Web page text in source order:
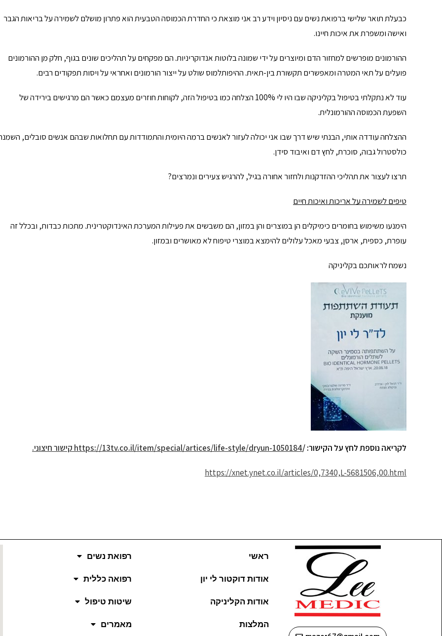
כבעלת תואר שלישי ברפואת נשים עם ניסיון וידע רב אני מוצאת כי החדרת הכמוסה הטבעית הוא פתרון מושלם לשמירה על בריאות הגבר
ואישה ומשפרת את איכות חיינו.
ההורמונים מופרשים למחזור הדם ומיוצרים על ידי שמונה בלוטות אנדוקריניות. הם מפקחים על תהליכים שונים בגוף, חלק מן ההורמונים
פועלים על תאי המטרה ומאפשרים תקשורת בין-תאית. ההיפותלמוס שולט על ייצור הורמונים ואחראי על ויסות תפקודים רבים.
עוד לא נתקלתי בטיפול בקליניקה שבו היו לי 100% הצלחה כמו בטיפול הזה, לקוחות חוזרים מעצמם כאשר הם מרגישים בירידה של
השפעת הכמוסה ההורמונלית.
ההצלחה עודדה אותי, הבנתי שיש דרך שבו אני יכולה לעזור לאנשים ברמה היומית והתמודדות עם תחלואות שבהם אנשים סובלים,
כולסטרול גבוה, סוכרת, לחץ דם ואיבוד סידן.
תרצו לעצור את תהליכי ההזדקנות ולחזור אחורה בגיל, להרגיש צעירים ונמרצים?
טיפים לשמירה על אריכות ואיכות חיים
הימנעו משימוש בחומרים כימיקלים הן במוצרים והן במזון, הם משבשים את פעילות המערכת האינדוקטרינית. מתכות כבדות, ובכלל זה
עופרת, כספית, ארסן, צבעי מאכל עלולים להימצא במוצרי טיפוח לא מאושרים ובמזון.
נשמח לראותכם בקליניקה
לקריאה נוספת לחץ על הקישור: /
https://13tv.co.il/item/special/artices/life-style/dryun-1050184 קישור חיצוני.
https://xnet.ynet.co.il/articles/0,7340,L-5681506,00.html
ראשי
אודות דוקטור לי יון
אודות הקליניקה
המלצות
רפואת נשים
רפואה כללית
שיטות טיפול
מאמרים